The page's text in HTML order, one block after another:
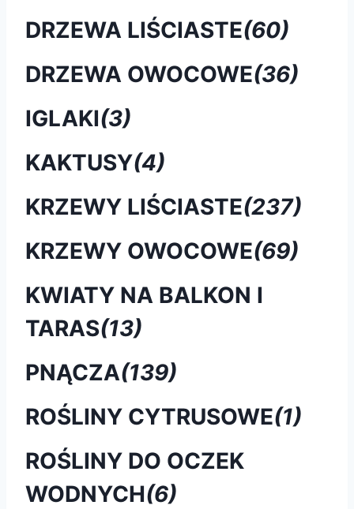
DRZEWA LIŚCIASTE(60)
DRZEWA OWOCOWE(36)
IGLAKI(3)
KAKTUSY(4)
KRZEWY LIŚCIASTE(237)
KRZEWY OWOCOWE(69)
KWIATY NA BALKON I
TARAS(13)
PNĄCZA(139)
ROŚLINY CYTRUSOWE(1)
ROŚLINY DO OCZEK
WODNYCH(6)